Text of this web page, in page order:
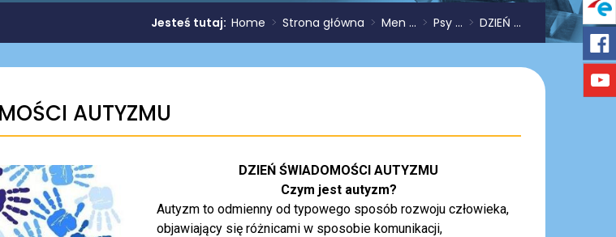
Jesteś tutaj: Home > Strona główna > Men ... > Psy ... > DZIEŃ ...
AUTYZMU
DZIEŃ ŚWIADOMOŚCI AUTYZMU
Czym jest autyzm?
Autyzm to odmienny od typowego sposób rozwoju człowieka,
objawiający się różnicami w sposobie komunikacji,